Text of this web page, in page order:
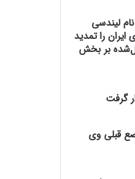
لیندسی
را تمدید
بر بخش
گرفت
قبلی وی